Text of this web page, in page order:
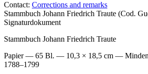
Contact: Corrections and remarks
Stammbuch Johann Friedrich Traute (Cod.
Signaturdokument
Stammbuch Johann Friedrich Traute
Papier — 65 Bl. — 10,3 × 18,5 cm —
1788–1799